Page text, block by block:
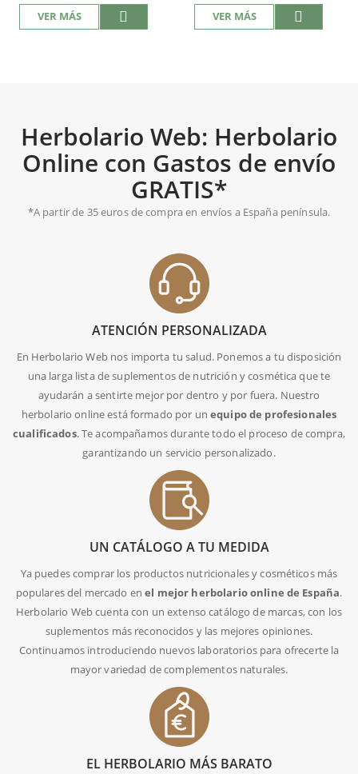
VER MÁS VER MÁS
Herbolario Web: Herbolario
Online con Gastos de envío
GRATIS*
*A partir de 35 euros de compra en envíos a España península.
ATENCIÓN PERSONALIZADA
En Herbolario Web nos importa tu salud. Ponemos a tu disposición
una larga lista de suplementos de nutrición y cosmética que te
ayudarán a sentirte mejor por dentro y por fuera. Nuestro
herbolario online está formado por unequipo de profesionales
cualificados. Te acompañamos durante todo el proceso de compra,
garantizando un servicio personalizado.
UN CATÁLOGO A TU MEDIDA
Ya puedes comprar los productos nutricionales y cosméticos más
populares del mercado enel mejor herbolario online de España.
Herbolario Web cuenta con un extenso catálogo de marcas, con los
suplementos más reconocidos y las mejores opiniones.
Continuamos introduciendo nuevos laboratorios para ofrecerte la
mayor variedad de complementos naturales.
EL HERBOLARIO MÁS BARATO